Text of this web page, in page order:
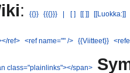
: {{}} {{{}}} | [ ] [[ ]] [[Luokka:]]
ref> <ref name="" /> {{Viitteet}}
class="plainlinks"></span>